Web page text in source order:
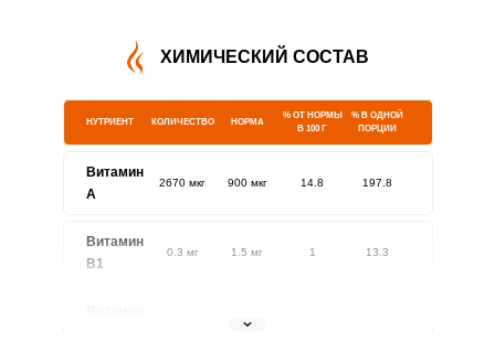
ХИМИЧЕСКИЙ СОСТАВ
НУТРИЕНТ КОЛИЧЕСТВО НОРМА
% ОТ НОРМЫ
В 100 Г
% В ОДНОЙ
ПОРЦИИ
Витамин
A
2670 мкг 900 мкг 14.8 197.8
Витамин
В1
0.3 мг 1.5 мг 1 13.3
1.8 мг